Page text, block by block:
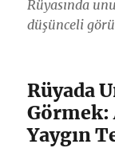
Rüyasında
düşünceli
Rüyada
Görmek:
Yaygın